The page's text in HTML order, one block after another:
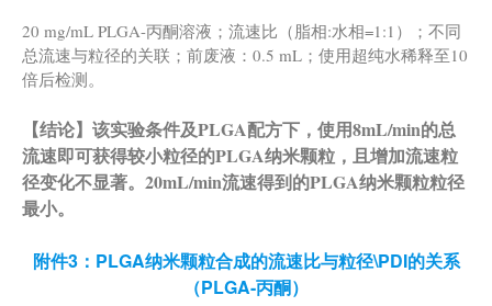
20 mg/mL PLGA-丙酮溶液；流速比（脂相:水相=1:1）；不同
总流速与粒径的关联；前废液：0.5 mL；使用超纯水稀释至10
倍后检测。
【结论】该实验条件及PLGA配方下，使用8mL/min的总
流速即可获得较小粒径的PLGA纳米颗粒，且增加流速粒
径变化不显著。20mL/min流速得到的PLGA纳米颗粒粒径
最小。
附件3：PLGA纳米颗粒合成的流速比与粒径\PDI的关系
（PLGA-丙酮）